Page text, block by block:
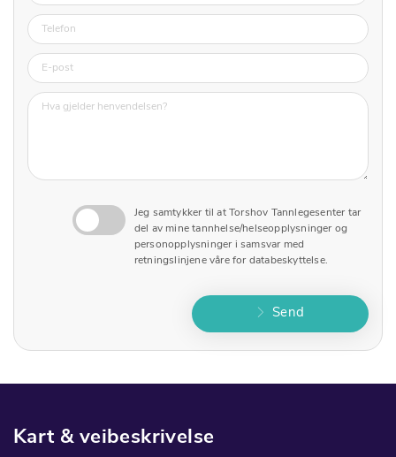
Jeg samtykker til at Torshov Tannlegesenter tar
del av mine tannhelse/helseopplysninger og
personopplysninger i samsvar med
retningslinjene våre for databeskyttelse.
Send
Kart & veibeskrivelse